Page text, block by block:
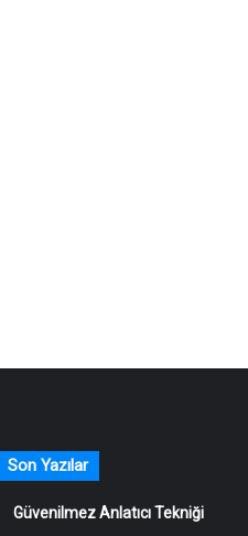
Son Yazılar
Güvenilmez Anlatıcı Tekniği